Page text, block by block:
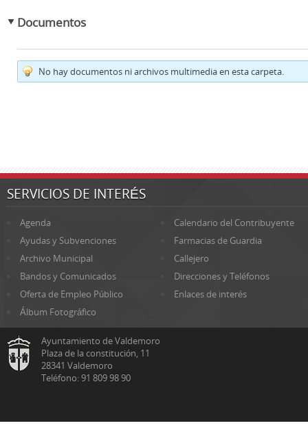
Documentos
No hay documentos ni archivos multimedia en esta carpeta.
SERVICIOS DE INTERÉS
Agenda
Calendario del Contribuyente
Ayudas y Subvenciones
Farmacias de Guardia
Archivo Municipal
Callejero
Bandos y Comunicados
Direcciones y Teléfonos
Oferta de Empleo Público
Enlaces de interés
Álbum Fotográfico
Ayuntamiento de Valdemoro
Plaza de la constitución, 11
28341 Valdemoro
Teléfono: 91 809 98 90